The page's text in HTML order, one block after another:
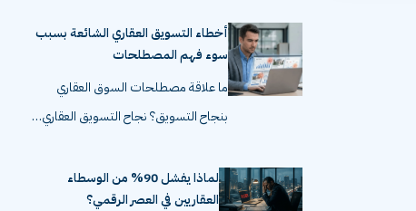
أخطاء التسويق العقاري الشائعة بسبب
سوء فهم المصطلحات
ما علاقة مصطلحات السوق العقاري
بنجاح التسويق؟ نجاح التسويق العقاري…
لماذا يفشل 90% من الوسطاء
العقاريين في العصر الرقمي؟